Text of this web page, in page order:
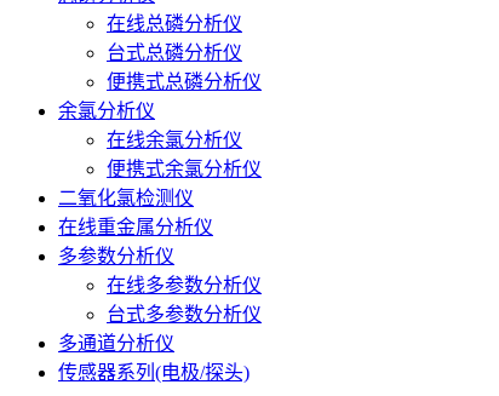
在线总磷分析仪
台式总磷分析仪
便携式总磷分析仪
余氯分析仪
在线余氯分析仪
便携式余氯分析仪
二氧化氯检测仪
在线重金属分析仪
多参数分析仪
在线多参数分析仪
台式多参数分析仪
多通道分析仪
传感器系列(电极/探头)